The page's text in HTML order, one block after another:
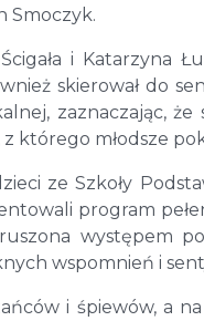
Smoczyk.
i Katarzyna
skierował do
zaznaczając,
którego młodsze
ze Szkoły
program
występem
wspomnień i
i śpiewów, a